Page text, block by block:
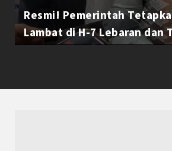
Resmi! Pemerintah
Lambat di H-7 Lebaran dan